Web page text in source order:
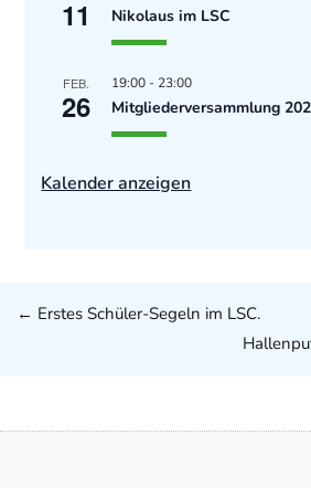
11 Nikolaus im LSC
FEB.
26
19:00 - 23:00
Mitgliederversammlung
Kalender anzeigen
← Erstes Schüler-Segeln im LSC.